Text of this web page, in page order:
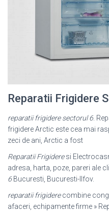
Reparatii Frigidere
reparatii frigidere sectorul 6.
frigidere Arctic este cea mai
zeci de ani, Arctic a fost
Reparatii Frigideresi
adresa, harta, poze , pareri ale
6Bucuresti, Bucuresti-Ilfov.
reparatii frigiderecombine
afaceri, echipamente firme »